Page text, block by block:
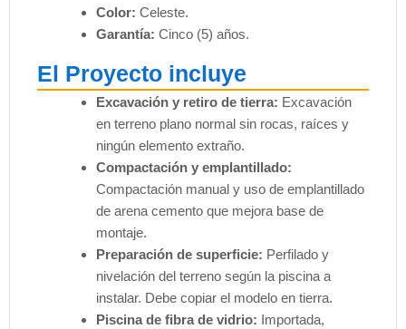
Color: Celeste.
Garantía: Cinco (5) años.
El Proyecto incluye
Excavación y retiro de tierra: Excavación
en terreno plano normal sin rocas, raíces y
ningún elemento extraño.
Compactación y emplantillado:
Compactación manual y uso de emplantillado
de arena cemento que mejora base de
montaje.
Preparación de superficie: Perfilado y
nivelación del terreno según la piscina a
instalar. Debe copiar el modelo en tierra.
Piscina de fibra de vidrio: Importada,